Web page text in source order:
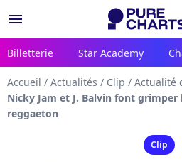
menu
Billetterie Star Academy
Accueil / Actualités / Clip / Actualité
Nicky Jam et J. Balvin font
reggaeton
Clip